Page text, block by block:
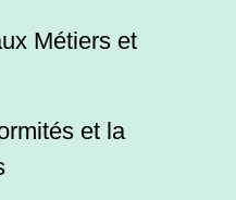
Métiers et
et la